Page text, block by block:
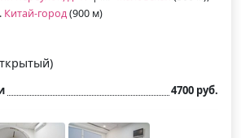
Китай-город(900 м)
4700 руб.